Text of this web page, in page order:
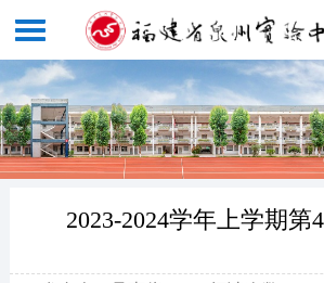
2023-2024学年上学期第